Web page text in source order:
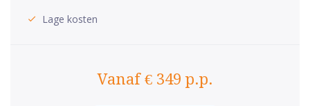
Lage kosten
Vanaf € 349 p.p.